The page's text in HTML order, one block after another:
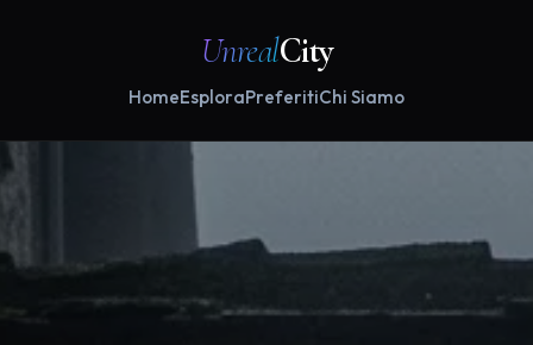
UnrealCity
HomeEsploraPreferitiChi Siamo